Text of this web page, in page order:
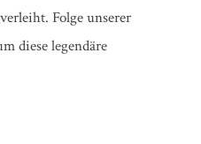
Folge unserer
diese legendäre